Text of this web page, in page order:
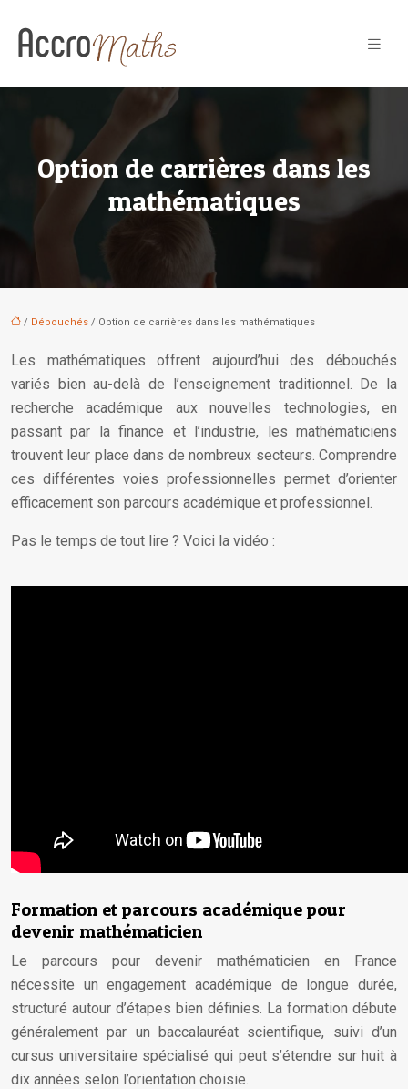
Option de carrières dans les
mathématiques
/ Débouchés / Option de carrières dans les mathématiques
Les mathématiques offrent aujourd’hui des débouchés
variés bien au-delà de l’enseignement traditionnel. De la
recherche académique aux nouvelles technologies, en
passant par la finance et l’industrie, les mathématiciens
trouvent leur place dans de nombreux secteurs. Comprendre
ces différentes voies professionnelles permet d’orienter
efficacement son parcours académique et professionnel.
Pas le temps de tout lire ? Voici la vidéo :
Formation et parcours académique pour
devenir mathématicien
Le parcours pour devenir mathématicien en France
nécessite un engagement académique de longue durée,
structuré autour d’étapes bien définies. La formation débute
généralement par un baccalauréat scientifique, suivi d’un
cursus universitaire spécialisé qui peut s’étendre sur huit à
dix années selon l’orientation choisie.